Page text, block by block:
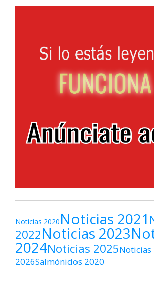
Noticias 2020 Noticias 2021
2022Noticias 2023
2024Noticias 2025Noticias
2026Salmónidos 2020